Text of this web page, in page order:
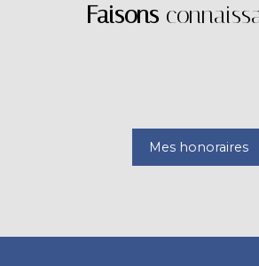
Faisons
Mes honoraires